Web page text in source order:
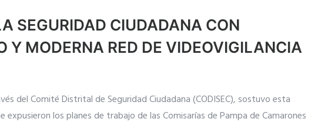
SEGURIDAD CIUDADANA CON
Y MODERNA RED DE VIDEOVIGILANCIA
del Comité Distrital de Seguridad Ciudadana (CODISEC), sostuvo esta
los planes de trabajo de las Comisarías de Pampa de Camarones